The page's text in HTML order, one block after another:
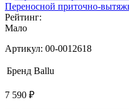
Переносной приточно-
Рейтинг:
Мало
Артикул: 00-0012618
Бренд Ballu
7 590 ₽